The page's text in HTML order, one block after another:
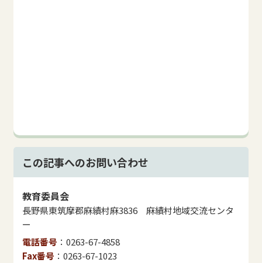
この記事へのお問い合わせ
教育委員会
長野県東筑摩郡麻績村麻3836 麻績村地域交流センタ
ー
電話番号
0263-67-4858
Fax番号
0263-67-1023